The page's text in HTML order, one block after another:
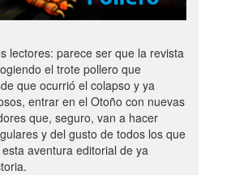
lectores: parece ser que la revista
el trote pollero que
que ocurrió el colapso y ya
entrar en el Otoño con nuevas
que, seguro, van a hacer
y del gusto de todos los que
aventura editorial de ya